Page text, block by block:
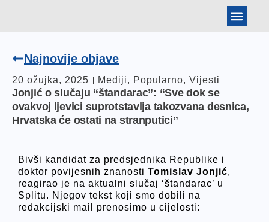
Najnovije objave
20 ožujka, 2025 Mediji, Popularno, Vijesti
Jonjić o slučaju “štandarac”: “Sve dok se
ovakvoj ljevici suprotstavlja takozvana desnica,
Hrvatska će ostati na stranputici”
Bivši kandidat za predsjednika Republike i
doktor povijesnih znanosti Tomislav Jonjić,
reagirao je na aktualni slučaj ‘štandarac’ u
Splitu. Njegov tekst koji smo dobili na
redakcijski mail prenosimo u cijelosti: